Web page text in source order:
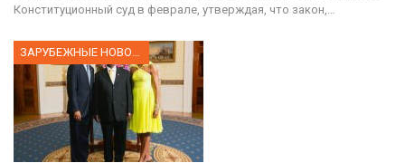
Конституционный суд в феврале, утверждая, что закон,…